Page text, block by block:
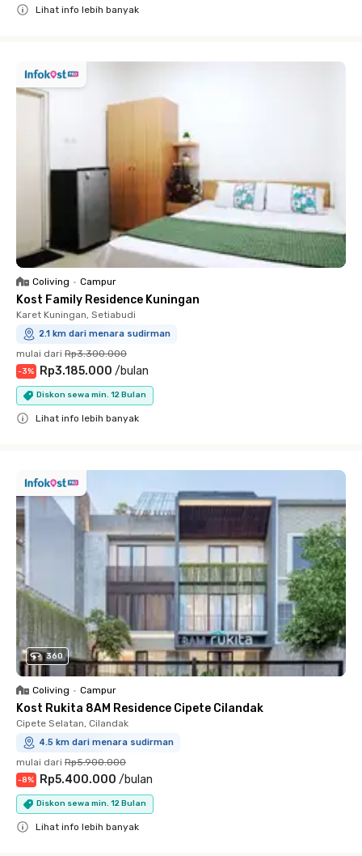
Lihat info lebih banyak
Coliving • Campur
Kost Family Residence Kuningan
Karet Kuningan, Setiabudi
2.1 km dari menara sudirman
mulai dari Rp3.300.000
-3% Rp3.185.000 /bulan
Diskon sewa min. 12 Bulan
Lihat info lebih banyak
360
Coliving • Campur
Kost Rukita 8AM Residence Cipete Cilandak
Cipete Selatan, Cilandak
4.5 km dari menara sudirman
mulai dari Rp5.900.000
-8% Rp5.400.000 /bulan
Diskon sewa min. 12 Bulan
Lihat info lebih banyak